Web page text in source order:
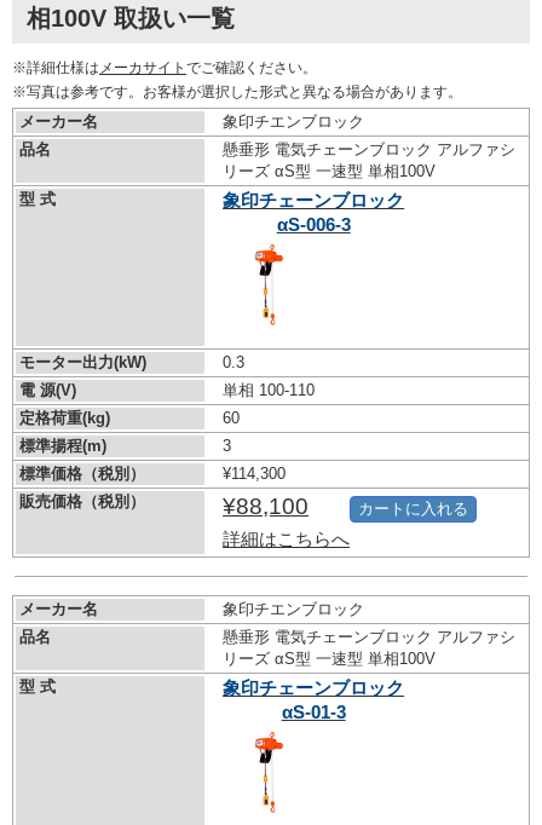
相100V 取扱い一覧
※詳細仕様は メーカサイト でご確認ください。
※写真は参考です。お客様が選択した形式と異なる場合があります。
メーカー名
象印チエンブロック
品名
懸垂形 電気チェーンブロック アルファシ
リーズ αS型 一速型 単相100V
型 式
象印チェーンブロック
αS-006-3
モーター出力(kW)
0.3
電 源(V)
単相 100-110
定格荷重(kg)
60
標準揚程(m)
3
標準価格（税別）
¥114,300
販売価格（税別）
¥88,100
詳細はこちらへ
カートに入れる
メーカー名
象印チエンブロック
品名
懸垂形 電気チェーンブロック アルファシ
リーズ αS型 一速型 単相100V
型 式
象印チェーンブロック
αS-01-3